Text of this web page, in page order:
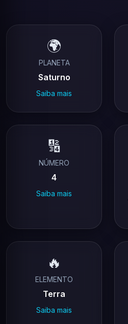
🌍
PLANETA
Saturno
Saiba mais
🔢
NÚMERO
4
Saiba mais
🔥
ELEMENTO
Terra
Saiba mais